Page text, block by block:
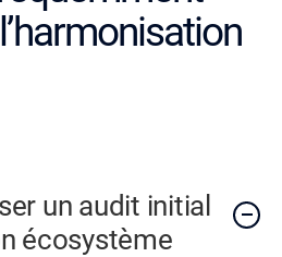
un audit initial
écosystème